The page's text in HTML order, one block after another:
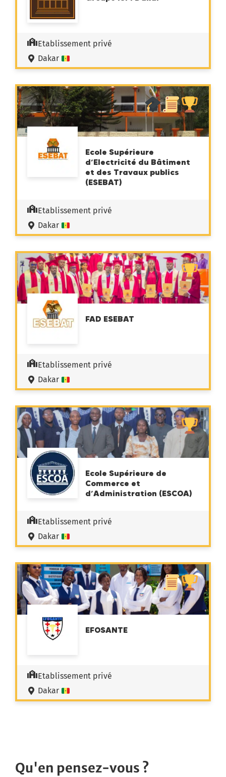
Etablissement privé
Dakar
Ecole Supérieure
d’Electricité du Bâtiment
et des Travaux publics
(ESEBAT)
Etablissement privé
Dakar
FAD ESEBAT
Etablissement privé
Dakar
Ecole Supérieure de
Commerce et
d’Administration (ESCOA)
Etablissement privé
Dakar
EFOSANTE
Etablissement privé
Dakar
Qu'en pensez-vous ?